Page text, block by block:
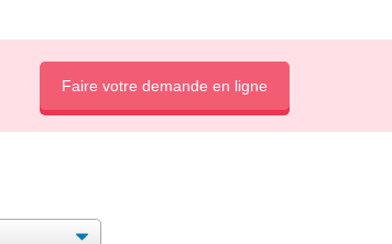
Faire votre demande en ligne